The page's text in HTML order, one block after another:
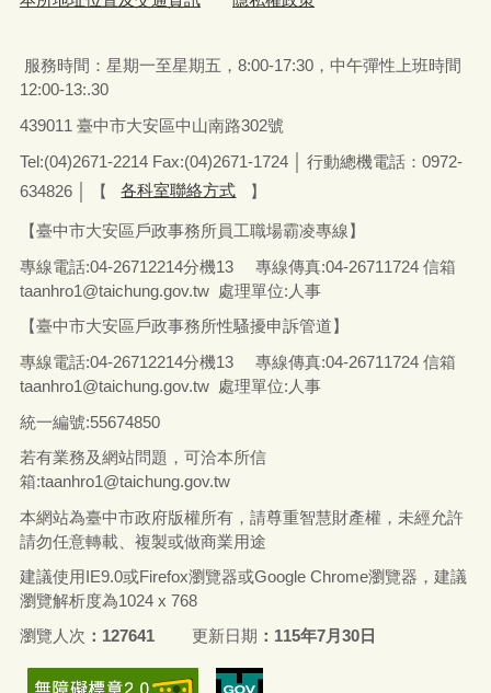
服務時間：星期一至星期五 ， 8:00-17:30，中午彈性上班時間
12:00-13:.30
439011 臺中市大安區中山南路302號
Tel:(04)2671-2214 Fax:(04)2671-1724 │ 行動總機電話：0972-
634826
【 各科室聯絡方式 】
【臺中市大安區戶政事務所員工職場霸凌專線】
專線電話:04-26712214分機13 專線傳真:04-26711724 信箱
taanhro1@taichung.gov.tw 處理單位:人事
【臺中市大安區戶政事務所性騷擾申訴管道】
專線電話:04-26712214分機13 專線傳真:04-26711724 信箱
taanhro1@taichung.gov.tw 處理單位:人事
統一編號:55674850
若有業務及網站問題，可洽本所信
箱:taanhro1@taichung.gov.tw
本網站為臺中市政府版權所有，請尊重智慧財產權，未經允許
請勿任意轉載、複製或做商業用途
建議使用IE9.0或Firefox瀏覽器或Google Chrome瀏覽器，建議
瀏覽解析度為1024 x 768
瀏覽人次
127641 更新日期 115年7月30日